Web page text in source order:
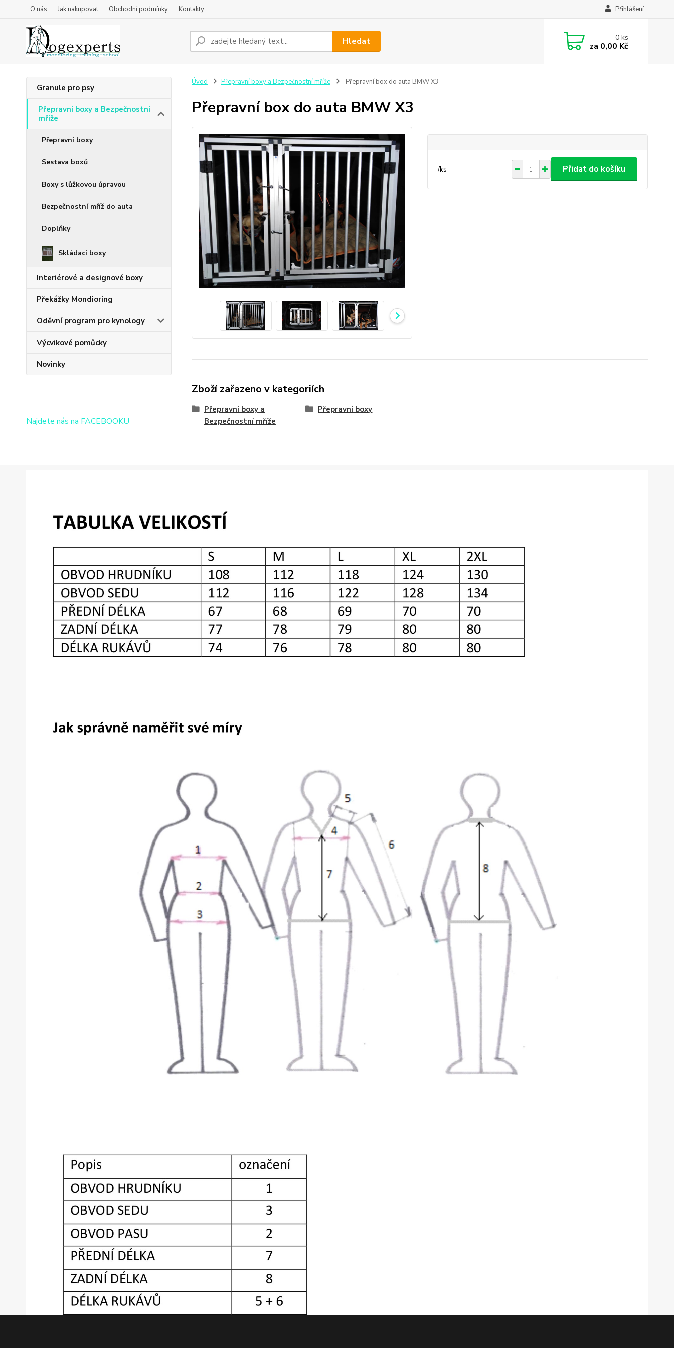
O nás Jak nakupovat Obchodní podmínky Kontakty Přihlášení
Hledat 0ks
za 0,00 Kč
Granule pro psy
Přepravní boxy a Bezpečnostní
mříže
Přepravní boxy
Sestava boxů
Boxy s lůžkovou úpravou
Bezpečnostní mříž do auta
Doplňky
Skládací boxy
Interiérové a designové boxy
Překážky Mondioring
Oděvní program pro kynology
Výcvikové pomůcky
Novinky
Najdete nás na FACEBOOKU
Úvod Přepravní boxy a Bezpečnostní mříže Přepravní box do auta BMW X3
Přepravní box do auta BMW X3
/ks Přidat do košíku
Zboží zařazeno v kategoriích
Přepravní boxy a
Bezpečnostní mříže
Přepravní boxy